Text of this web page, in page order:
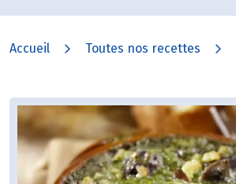
Accueil Toutes nos recettes